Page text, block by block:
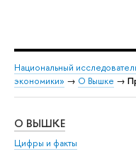
Национальный
экономики» → О Вышке →
О ВЫШКЕ
Цифры и факты